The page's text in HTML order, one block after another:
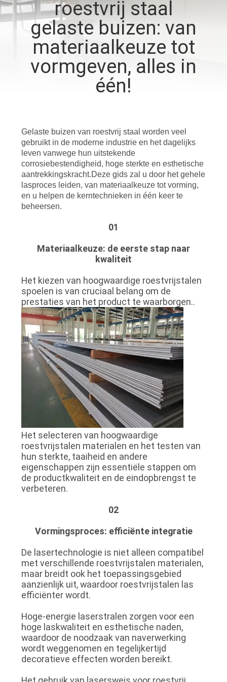
NEEM
CONTACT
OPLOSSING
SITEMAP
roestvrij staal
gelaste buizen: van
materiaalkeuze tot
vormgeven, alles in
één!
Gelaste buizen van roestvrij staal worden veel
gebruikt in de moderne industrie en het dagelijks
leven vanwege hun uitstekende
corrosiebestendigheid, hoge sterkte en esthetische
aantrekkingskracht.Deze gids zal u door het gehele
lasproces leiden, van materiaalkeuze tot vorming,
en u helpen de kerntechnieken in één keer te
beheersen.
01
Materiaalkeuze: de eerste stap naar
kwaliteit
Het kiezen van hoogwaardige roestvrijstalen
spoelen is van cruciaal belang om de
prestaties van het product te waarborgen..
Het selecteren van hoogwaardige
roestvrijstalen materialen en het testen van
hun sterkte, taaiheid en andere
eigenschappen zijn essentiële stappen om
de productkwaliteit en de eindopbrengst te
verbeteren.
02
Vormingsproces: efficiënte integratie
De lasertechnologie is niet alleen compatibel
met verschillende roestvrijstalen materialen,
maar breidt ook het toepassingsgebied
aanzienlijk uit, waardoor roestvrijstalen las
efficiënter wordt.
Hoge-energie laserstralen zorgen voor een
hoge laskwaliteit en esthetische naden,
waardoor de noodzaak van naverwerking
wordt weggenomen en tegelijkertijd
decoratieve effecten worden bereikt.